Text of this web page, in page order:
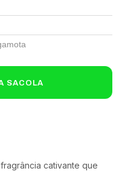
cativante que
SACOLA